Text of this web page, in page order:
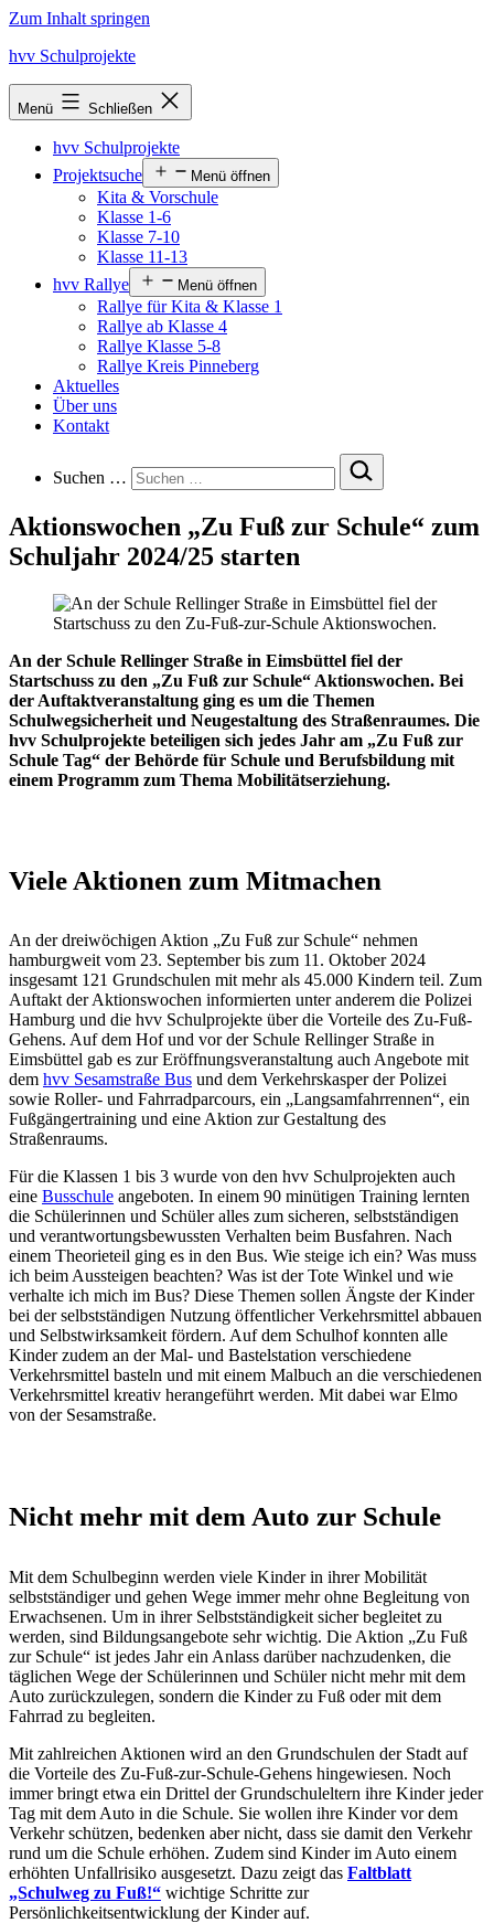
Zum Inhalt springen
hvv Schulprojekte
Menü Schließen
hvv Schulprojekte
Projektsuche
Menü öffnen
Kita & Vorschule
Klasse 1-6
Klasse 7-10
Klasse 11-13
hvv Rallye
Menü öffnen
Rallye für Kita & Klasse 1
Rallye ab Klasse 4
Rallye Klasse 5-8
Rallye Kreis Pinneberg
Aktuelles
Über uns
Kontakt
Suchen …
Aktionswochen „Zu Fuß zur Schule“ zum
Schuljahr 2024/25 starten
An der Schule Rellinger Straße in Eimsbüttel fiel der
Startschuss zu den „Zu Fuß zur Schule“ Aktionswochen. Bei
der Auftaktveranstaltung ging es um die Themen
Schulwegsicherheit und Neugestaltung des Straßenraumes. Die
hvv Schulprojekte beteiligen sich jedes Jahr am „Zu Fuß zur
Schule Tag“ der Behörde für Schule und Berufsbildung mit
einem Programm zum Thema Mobilitätserziehung.
Viele Aktionen zum Mitmachen
An der dreiwöchigen Aktion „Zu Fuß zur Schule“ nehmen
hamburgweit vom 23. September bis zum 11. Oktober 2024
insgesamt 121 Grundschulen mit mehr als 45.000 Kindern teil. Zum
Auftakt der Aktionswochen informierten unter anderem die Polizei
Hamburg und die hvv Schulprojekte über die Vorteile des Zu-Fuß-
Gehens. Auf dem Hof und vor der Schule Rellinger Straße in
Eimsbüttel gab es zur Eröffnungsveranstaltung auch Angebote mit
dem hvv Sesamstraße Bus und dem Verkehrskasper der Polizei
sowie Roller- und Fahrradparcours, ein „Langsamfahrrennen“, ein
Fußgängertraining und eine Aktion zur Gestaltung des
Straßenraums.
Für die Klassen 1 bis 3 wurde von den hvv Schulprojekten auch
eine Busschule angeboten. In einem 90 minütigen Training lernten
die Schülerinnen und Schüler alles zum sicheren, selbstständigen
und verantwortungsbewussten Verhalten beim Busfahren. Nach
einem Theorieteil ging es in den Bus. Wie steige ich ein? Was muss
ich beim Aussteigen beachten? Was ist der Tote Winkel und wie
verhalte ich mich im Bus? Diese Themen sollen Ängste der Kinder
bei der selbstständigen Nutzung öffentlicher Verkehrsmittel abbauen
und Selbstwirksamkeit fördern. Auf dem Schulhof konnten alle
Kinder zudem an der Mal- und Bastelstation verschiedene
Verkehrsmittel basteln und mit einem Malbuch an die verschiedenen
Verkehrsmittel kreativ herangeführt werden. Mit dabei war Elmo
von der Sesamstraße.
Nicht mehr mit dem Auto zur Schule
Mit dem Schulbeginn werden viele Kinder in ihrer Mobilität
selbstständiger und gehen Wege immer mehr ohne Begleitung von
Erwachsenen. Um in ihrer Selbstständigkeit sicher begleitet zu
werden, sind Bildungsangebote sehr wichtig. Die Aktion „Zu Fuß
zur Schule“ ist jedes Jahr ein Anlass darüber nachzudenken, die
täglichen Wege der Schülerinnen und Schüler nicht mehr mit dem
Auto zurückzulegen, sondern die Kinder zu Fuß oder mit dem
Fahrrad zu begleiten.
Mit zahlreichen Aktionen wird an den Grundschulen der Stadt auf
die Vorteile des Zu-Fuß-zur-Schule-Gehens hingewiesen. Noch
immer bringt etwa ein Drittel der Grundschuleltern ihre Kinder jeder
Tag mit dem Auto in die Schule. Sie wollen ihre Kinder vor dem
Verkehr schützen, bedenken aber nicht, dass sie damit den Verkehr
rund um die Schule erhöhen. Zudem sind Kinder im Auto einem
erhöhten Unfallrisiko ausgesetzt. Dazu zeigt das Faltblatt
„Schulweg zu Fuß!“ wichtige Schritte zur
Persönlichkeitsentwicklung der Kinder auf.